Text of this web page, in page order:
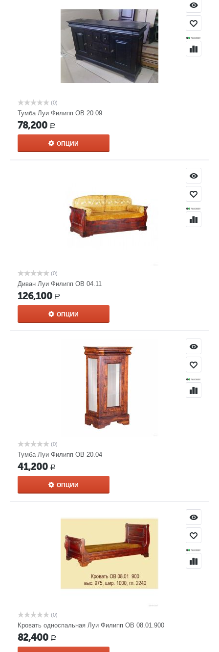
(0)
Тумба Луи Филипп ОВ 20.09
78,200 Р
ОПЦИИ
(0)
Диван Луи Филипп ОВ 04.11
126,100 Р
ОПЦИИ
(0)
Тумба Луи Филипп ОВ 20.04
41,200 Р
ОПЦИИ
(0)
Кровать односпальная Луи Филипп ОВ 08.01.900
82,400 Р